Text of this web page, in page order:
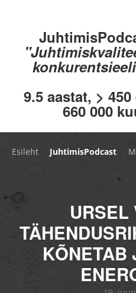
9.5 aastat, >
660 000
Esileht JuhtimisPodcast
URSEL
KÕNETAB